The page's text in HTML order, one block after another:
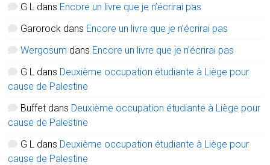
G L dans Encore un livre que je n’écrirai pas
Garorock dans Encore un livre que je n’écrirai pas
Wergosum dans Encore un livre que je n’écrirai pas
G L dans Deuxième occupation étudiante à Liège pour
cause de Palestine
Buffet dans Deuxième occupation étudiante à Liège pour
cause de Palestine
G L dans Deuxième occupation étudiante à Liège pour
cause de Palestine